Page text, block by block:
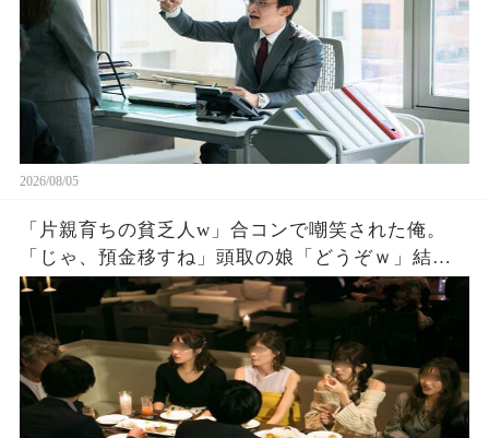
2026/08/05
「片親育ちの貧乏人w」合コンで嘲笑された俺。
「じゃ、預金移すね」頭取の娘「どうぞｗ」結果
。